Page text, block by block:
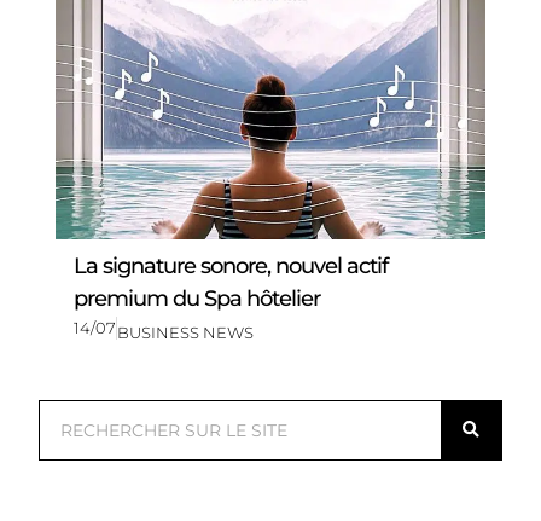
La signature sonore, nouvel actif
premium du Spa hôtelier
14/07BUSINESS NEWS